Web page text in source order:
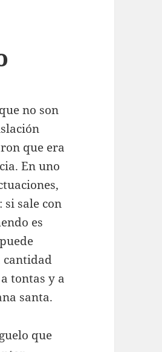
no son
que era
En uno
si sale con
es
cantidad
tontas y a
santa.
que